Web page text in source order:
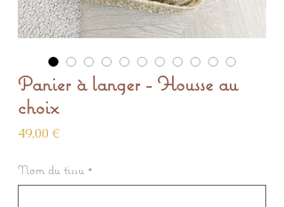
Panier à langer - Housse au
choix
49,00 €Prix
Nom du tissu *